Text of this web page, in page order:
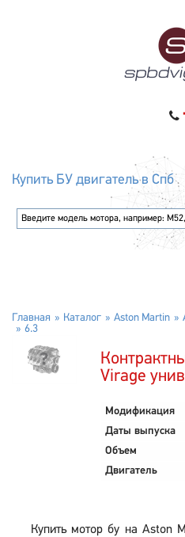
Купить БУ двигатель в Спб
Главная Каталог Aston Martin
6.3
Virage
Модификация
Даты выпуска
Объем
Двигатель
Купить мотор бу на Aston